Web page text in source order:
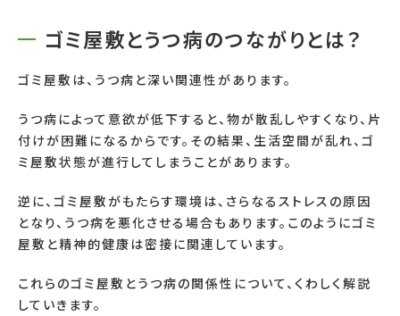
ゴミ屋敷とうつ病のつながりとは？
ゴミ屋敷は、うつ病と深い関連性があります。
うつ病によって意欲が低下すると、物が散乱しやすくなり、片
付けが困難になるからです。その結果、生活空間が乱れ、ゴ
ミ屋敷状態が進行してしまうことがあります。
逆に、ゴミ屋敷がもたらす環境は、さらなるストレスの原因
となり、うつ病を悪化させる場合もあります。このようにゴミ
屋敷と精神的健康は密接に関連しています。
これらのゴミ屋敷とうつ病の関係性について、くわしく解説
していきます。